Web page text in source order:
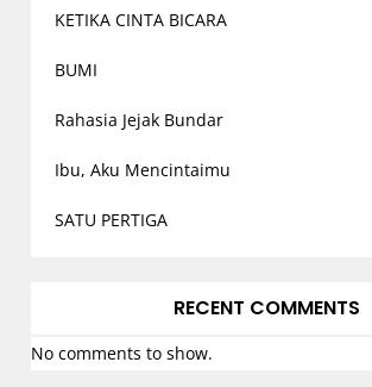
KETIKA CINTA BICARA
BUMI
Rahasia Jejak Bundar
Ibu, Aku Mencintaimu
SATU PERTIGA
RECENT COMMENTS
No comments to show.